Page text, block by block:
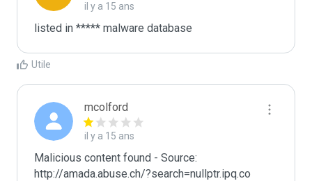
il y a 15 ans
listed in ***** malware database
Utile
mcolford
il y a 15 ans
Malicious content found - Source:
http://amada.abuse.ch/?search=nullptr.ipq.co